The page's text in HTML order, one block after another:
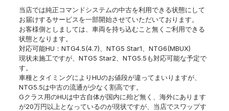
当店では純正コマンドシステムの中古を利用できる状態にして
お届けするサービスを一部開始させていただいております。
お客様側としましては、車両を持ち込むこと無くご利用できる
状態となります。
対応可能HU：NTG4.5(4.7)、NTG5 Star1、NTG6(MBUX)
現状未施工ですが、NTG5 Star2、NTG5.5も対応可能な予定で
す。
車種とタイミングによりHUのお値段が違ってまいりますが、
NTG5.5は中古の流通が少なく割高です。
Gクラス用のHUは中古自体が国内に殆ど無く、海外にあります
が20万円以上となっているのが現状ですが、当店でスワップす